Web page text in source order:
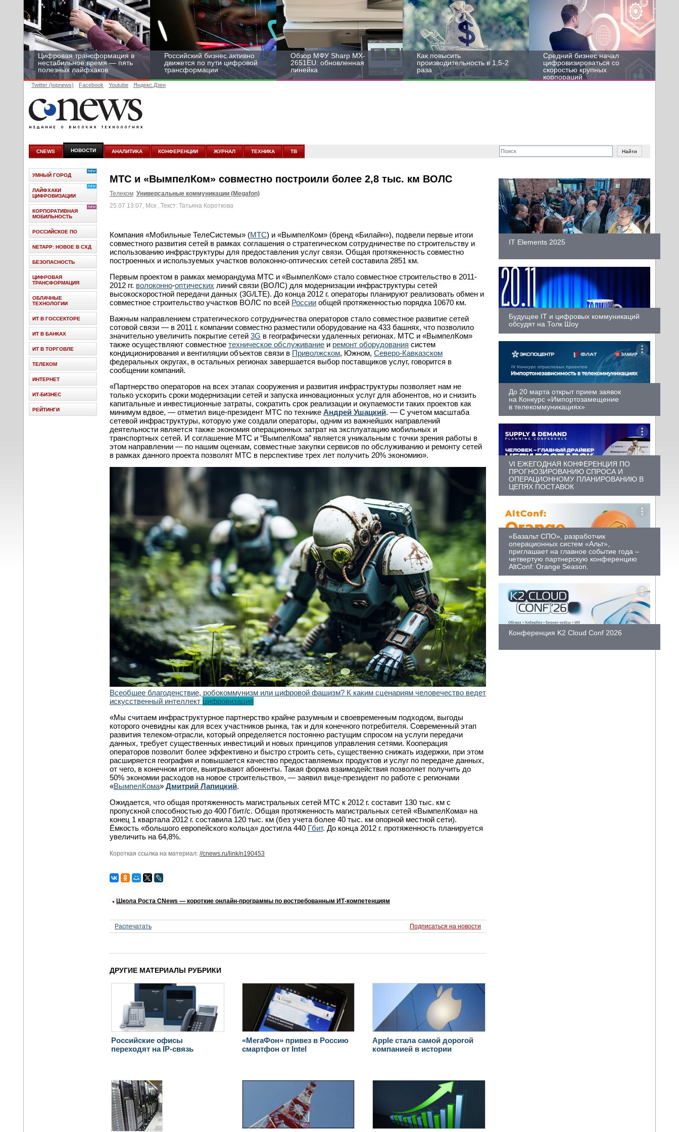
Цифровая трансформация в
нестабильное время — пять
полезных лайфхаков
Российский бизнес активно
движется по пути цифровой
трансформации
Обзор МФУ Sharp MX-
2651EU: обновленная
линейка
Как повысить
производительность в 1,5-2
раза
Средний бизнес начал
цифровизироваться со
скоростью крупных
корпораций
Twitter (topnews) Facebook Youtube Яндекс.Дзен
CNEWS НОВОСТИ АНАЛИТИКА КОНФЕРЕНЦИИ ЖУРНАЛ ТЕХНИКА ТВ
МТС и «ВымпелКом» совместно построили более 2,8 тыс. км ВОЛС
Телеком Универсальные коммуникации (Megafon)
25.07 13:07, Мск , Текст: Татьяна Короткова
Компания «Мобильные ТелеСистемы» (МТС) и «ВымпелКом» (бренд «Билайн»), подвели первые итоги
совместного развития сетей в рамках соглашения о стратегическом сотрудничестве по строительству и
использованию инфраструктуры для предоставления услуг связи. Общая протяженность совместно
построенных и используемых участков волоконно-оптических сетей составила 2851 км.
Первым проектом в рамках меморандума МТС и «ВымпелКом» стало совместное строительство в 2011-
2012 гг. волоконно-оптических линий связи (ВОЛС) для модернизации инфраструктуры сетей
высокоскоростной передачи данных (3G/LTE). До конца 2012 г. операторы планируют реализовать обмен и
совместное строительство участков ВОЛС по всей России общей протяженностью порядка 10670 км.
Важным направлением стратегического сотрудничества операторов стало совместное развитие сетей
сотовой связи — в 2011 г. компании совместно разместили оборудование на 433 башнях, что позволило
значительно увеличить покрытие сетей 3G в географически удаленных регионах. МТС и «ВымпелКом»
также осуществляют совместное техническое обслуживание и ремонт оборудования систем
кондиционирования и вентиляции объектов связи в Приволжском, Южном, Северо-Кавказском
федеральных округах, в остальных регионах завершается выбор поставщиков услуг, говорится в
сообщении компаний.
«Партнерство операторов на всех этапах сооружения и развития инфраструктуры позволяет нам не
только ускорить сроки модернизации сетей и запуска инновационных услуг для абонентов, но и снизить
капитальные и инвестиционные затраты, сократить срок реализации и окупаемости таких проектов как
минимум вдвое, — отметил вице-президент МТС по технике Андрей Ушацкий. — С учетом масштаба
сетевой инфраструктуры, которую уже создали операторы, одним из важнейших направлений
деятельности является также экономия операционных затрат на эксплуатацию мобильных и
транспортных сетей. И соглашение МТС и “ВымпелКома” является уникальным с точки зрения работы в
этом направлении — по нашим оценкам, совместные закупки сервисов по обслуживанию и ремонту сетей
в рамках данного проекта позволят МТС в перспективе трех лет получить 20% экономию».
Всеобщее благоденствие, робокоммунизм или цифровой фашизм? К каким сценариям человечество ведет
искусственный интеллект цифровизация
«Мы считаем инфраструктурное партнерство крайне разумным и своевременным подходом, выгоды
которого очевидны как для всех участников рынка, так и для конечного потребителя. Современный этап
развития телеком-отрасли, который определяется постоянно растущим спросом на услуги передачи
данных, требует существенных инвестиций и новых принципов управления сетями. Кооперация
операторов позволит более эффективно и быстро строить сеть, существенно снижать издержки, при этом
расширяется география и повышается качество предоставляемых продуктов и услуг по передаче данных,
от чего, в конечном итоге, выигрывают абоненты. Такая форма взаимодействия позволяет получить до
50% экономии расходов на новое строительство», — заявил вице-президент по работе с регионами
«ВымпелКома» Дмитрий Лапицкий.
Ожидается, что общая протяженность магистральных сетей МТС к 2012 г. составит 130 тыс. км с
пропускной способностью до 400 Гбит/c. Общая протяженность магистральных сетей «ВымпелКома» на
конец 1 квартала 2012 г. составила 120 тыс. км (без учета более 40 тыс. км опорной местной сети).
Ёмкость «большого европейского кольца» достигла 440 Гбит. До конца 2012 г. протяженность планируется
увеличить на 64,8%.
Короткая ссылка на материал: //cnews.ru/link/n190453
Школа Роста CNews — короткие онлайн-программы по востребованным ИТ-компетенциям
Распечатать Подписаться на новости
ДРУГИЕ МАТЕРИАЛЫ РУБРИКИ
Российские офисы
переходят на IP-связь
«МегаФон» привез в Россию
смартфон от Intel
Apple стала самой дорогой
компанией в истории
IT Elements 2025
Будущее IT и цифровых коммуникаций
обсудят на Толк Шоу
До 20 марта открыт прием заявок
на Конкурс «Импортозамещение
в телекоммуникациях»
VI ЕЖЕГОДНАЯ КОНФЕРЕНЦИЯ ПО
ПРОГНОЗИРОВАНИЮ СПРОСА И
ОПЕРАЦИОННОМУ ПЛАНИРОВАНИЮ В
ЦЕПЯХ ПОСТАВОК
«Базальт СПО», разработчик
операционных систем «Альт»,
приглашает на главное событие года –
четвертую партнерскую конференцию
AltConf: Orange Season.
Конференция K2 Cloud Conf 2026
УМНЫЙ ГОРОД
ЛАЙФХАКИ
ЦИФРОВИЗАЦИИ
КОРПОРАТИВНАЯ
МОБИЛЬНОСТЬ
РОССИЙСКОЕ ПО
NETAPP: НОВОЕ В СХД
БЕЗОПАСНОСТЬ
ЦИФРОВАЯ
ТРАНСФОРМАЦИЯ
ОБЛАЧНЫЕ
ТЕХНОЛОГИИ
ИТ В ГОССЕКТОРЕ
ИТ В БАНКАХ
ИТ В ТОРГОВЛЕ
ТЕЛЕКОМ
ИНТЕРНЕТ
ИТ-БИЗНЕС
РЕЙТИНГИ